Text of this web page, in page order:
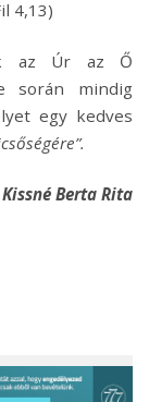
4,13)
az Úr az Ő
során mindig
egy kedves
Kissné Berta Rita